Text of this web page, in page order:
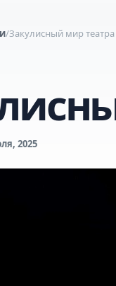
/Закулисный мир театра
2025